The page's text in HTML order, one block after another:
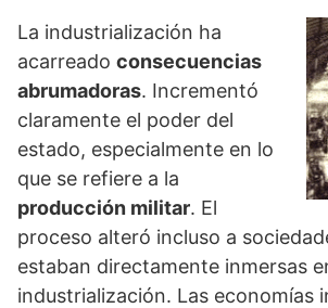
La industrialización ha
acarreado consecuencias
abrumadoras. Incrementó
claramente el poder del
estado, especialmente en lo
que se refiere a la
producción militar. El
proceso alteró incluso a
estaban directamente inmersas
industrialización. Las economías